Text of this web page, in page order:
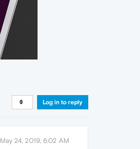
Log in to reply
May 24, 2019, 6:02 AM